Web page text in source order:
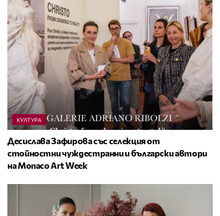
КУЛТУРА
Десислава Зафирова със селекция от
стойностни чуждестранни и български автори
на Monaco Art Week